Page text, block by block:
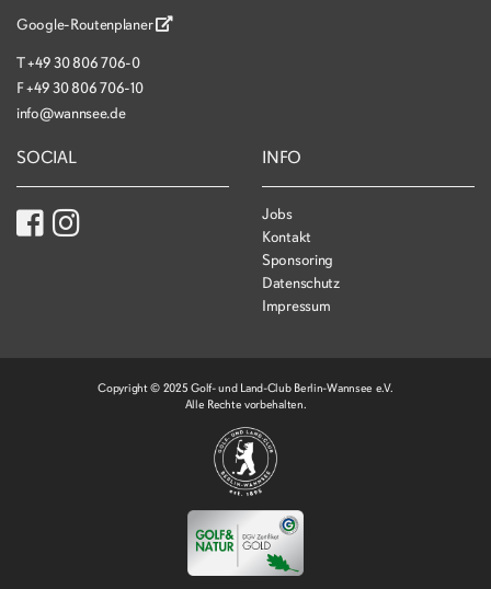
Google-Routenplaner
T+49 30 806 706-0
F+49 30 806 706-10
info@wannsee.de
SOCIAL INFO
Jobs
Kontakt
Sponsoring
Datenschutz
Impressum
Copyright © 2025 Golf- und Land-Club Berlin-Wannsee e.V.
Alle Rechte vorbehalten.